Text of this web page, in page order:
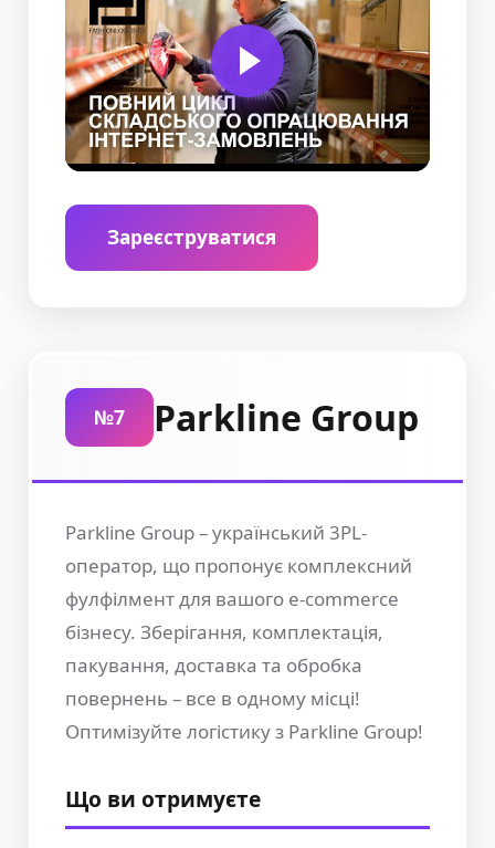
Зареєструватися
№7 Parkline Group
Parkline Group – український 3PL-
оператор, що пропонує комплексний
фулфілмент для вашого e-commerce
бізнесу. Зберігання, комплектація,
пакування, доставка та обробка
повернень – все в одному місці!
Оптимізуйте логістику з Parkline Group!
Що ви отримуєте